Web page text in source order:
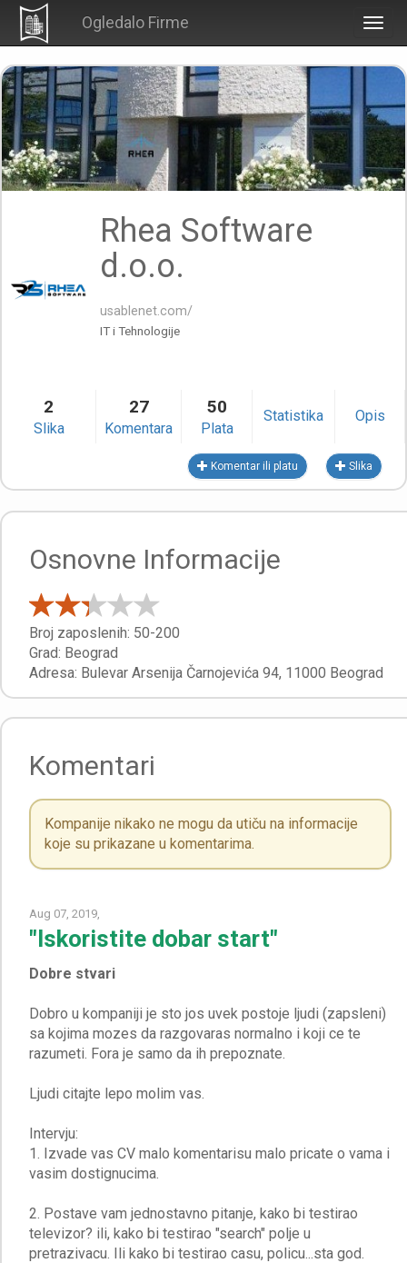
Ogledalo Firme
Rhea Software
d.o.o.
usablenet.com/
IT i Tehnologije
2
Slika
27
Komentara
50
Plata
Statistika Opis
Komentar ili platu Slika
Osnovne Informacije
Broj zaposlenih: 50-200
Grad: Beograd
Adresa: Bulevar Arsenija Čarnojevića 94, 11000 Beograd
Komentari
Kompanije nikako ne mogu da utiču na informacije
koje su prikazane u komentarima.
Aug 07, 2019,
"Iskoristite dobar start"
Dobre stvari
Dobro u kompaniji je sto jos uvek postoje ljudi (zapsleni)
sa kojima mozes da razgovaras normalno i koji ce te
razumeti. Fora je samo da ih prepoznate.
Ljudi citajte lepo molim vas.
Intervju:
1. Izvade vas CV malo komentarisu malo pricate o vama i
vasim dostignucima.
2. Postave vam jednostavno pitanje, kako bi testirao
televizor? ili, kako bi testirao "search" polje u
pretrazivacu. Ili kako bi testirao casu, policu...sta god.